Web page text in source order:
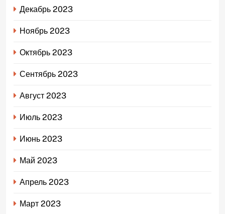
Декабрь 2023
Ноябрь 2023
Октябрь 2023
Сентябрь 2023
Август 2023
Июль 2023
Июнь 2023
Май 2023
Апрель 2023
Март 2023